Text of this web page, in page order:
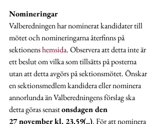
Nomineringar
Valberedningen har nominerat kandidater till
mötet och nomineringarna återfinns på
sektionenshemsida. Observera att detta inte är
ett beslut om vilka som tillsätts på posterna
utan att detta avgörs på sektionsmötet. Önskar
en sektionsmedlem kandidera eller nominera
annorlunda än Valberedningens förslag ska
detta göras senast onsdagen den
27 november kl. 23.59(..). För att nominera